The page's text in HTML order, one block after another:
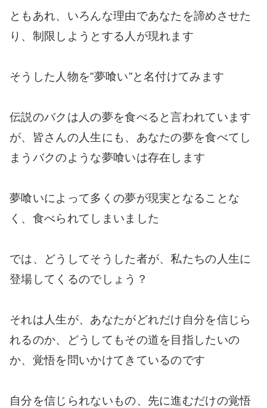
ともあれ、いろんな理由であなたを諦めさせた
り、制限しようとする人が現れます
そうした人物を”夢喰い”と名付けてみます
伝説のバクは人の夢を食べると言われています
が、皆さんの人生にも、あなたの夢を食べてし
まうバクのような夢喰いは存在します
夢喰いによって多くの夢が現実となることな
く、食べられてしまいました
では、どうしてそうした者が、私たちの人生に
登場してくるのでしょう？
それは人生が、あなたがどれだけ自分を信じら
れるのか、どうしてもその道を目指したいの
か、覚悟を問いかけてきているのです
自分を信じられないもの、先に進むだけの覚悟